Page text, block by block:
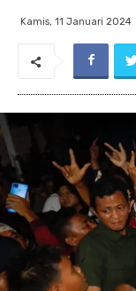
Kamis, 11 Januari 2024